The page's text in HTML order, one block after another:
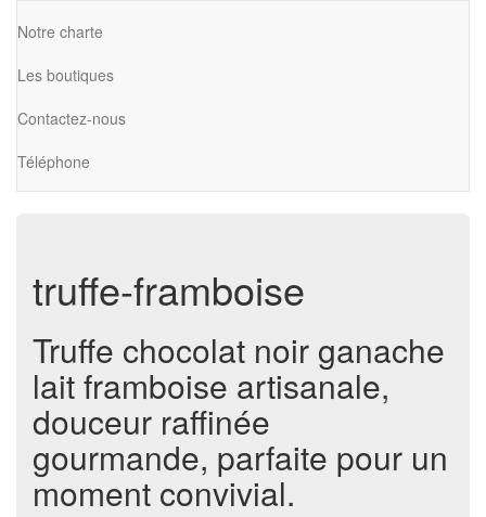
Notre charte
Les boutiques
Contactez-nous
Téléphone
truffe-framboise
Truffe chocolat noir ganache
lait framboise artisanale,
douceur raffinée
gourmande, parfaite pour un
moment convivial.